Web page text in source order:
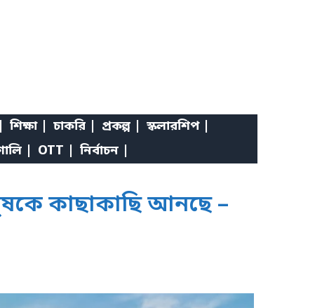
শিক্ষা | চাকরি | প্রকল্প |
স্কলারশিপ |
| OTT | নির্বাচন |
কাছাকাছি আনছে –